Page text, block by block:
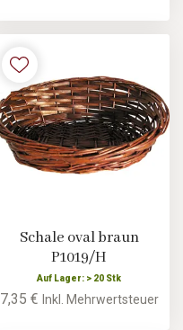
Schale oval braun
P1019/H
Auf Lager: > 20 Stk
7,35 € Inkl. Mehrwertsteuer